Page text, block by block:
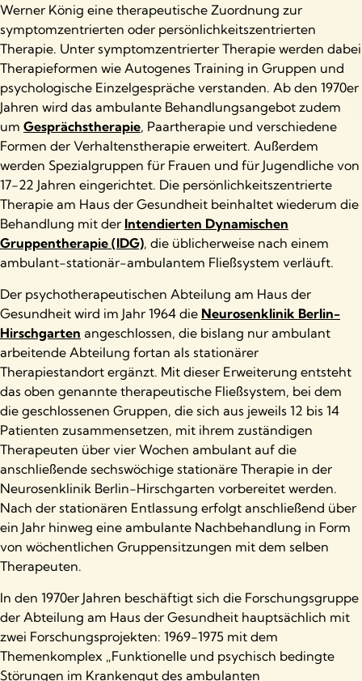
Werner König eine therapeutische Zuordnung zur
symptomzentrierten oder persönlichkeitszentrierten
Therapie. Unter symptomzentrierter Therapie werden dabei
Therapieformen wie Autogenes Training in Gruppen und
psychologische Einzelgespräche verstanden. Ab den 1970er
Jahren wird das ambulante Behandlungsangebot zudem
um Gesprächstherapie, Paartherapie und verschiedene
Formen der Verhaltenstherapie erweitert. Außerdem
werden Spezialgruppen für Frauen und für Jugendliche von
17-22 Jahren eingerichtet. Die persönlichkeitszentrierte
Therapie am Haus der Gesundheit beinhaltet wiederum die
Behandlung mit der Intendierten Dynamischen
Gruppentherapie (IDG), die üblicherweise nach einem
ambulant-stationär-ambulantem Fließsystem verläuft.
Der psychotherapeutischen Abteilung am Haus der
Gesundheit wird im Jahr 1964 die Neurosenklinik Berlin-
Hirschgarten angeschlossen, die bislang nur ambulant
arbeitende Abteilung fortan als stationärer
Therapiestandort ergänzt. Mit dieser Erweiterung entsteht
das oben genannte therapeutische Fließsystem, bei dem
die geschlossenen Gruppen, die sich aus jeweils 12 bis 14
Patienten zusammensetzen, mit ihrem zuständigen
Therapeuten über vier Wochen ambulant auf die
anschließende sechswöchige stationäre Therapie in der
Neurosenklinik Berlin-Hirschgarten vorbereitet werden.
Nach der stationären Entlassung erfolgt anschließend über
ein Jahr hinweg eine ambulante Nachbehandlung in Form
von wöchentlichen Gruppensitzungen mit dem selben
Therapeuten.
In den 1970er Jahren beschäftigt sich die Forschungsgruppe
der Abteilung am Haus der Gesundheit hauptsächlich mit
zwei Forschungsprojekten: 1969-1975 mit dem
Themenkomplex „Funktionelle und psychisch bedingte
Störungen im Krankengut des ambulanten